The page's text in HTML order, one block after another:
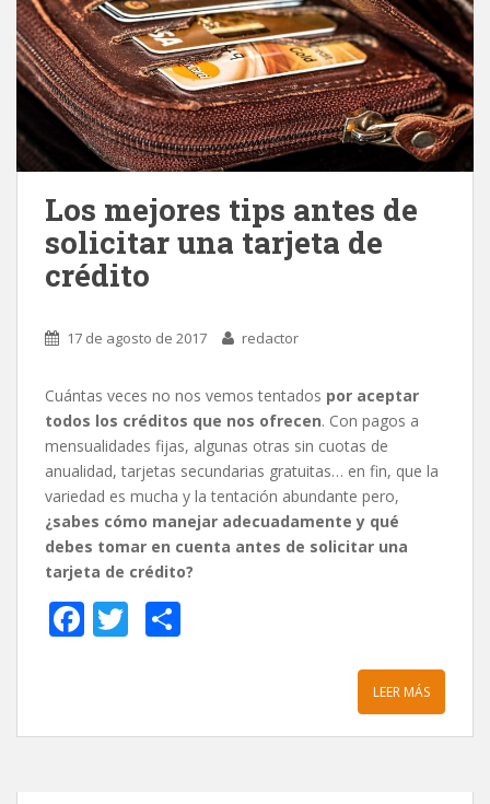
Los mejores tips antes de
solicitar una tarjeta de
crédito
17 de agosto de 2017 redactor
Cuántas veces no nos vemos tentados por aceptar
todos los créditos que nos ofrecen. Con pagos a
mensualidades fijas, algunas otras sin cuotas de
anualidad, tarjetas secundarias gratuitas… en fin, que la
variedad es mucha y la tentación abundante pero,
¿sabes cómo manejar adecuadamente y qué
debes tomar en cuenta antes de solicitar una
tarjeta de crédito?
F
b
T
er p
LEER MÁS